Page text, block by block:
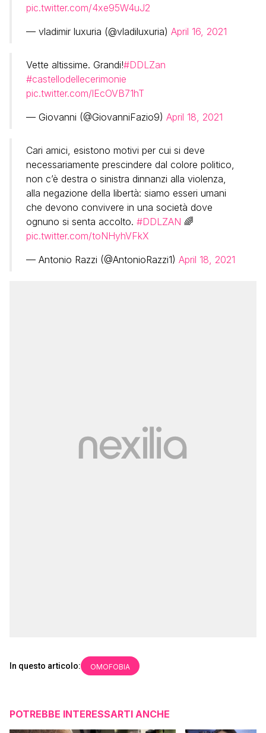
pic.twitter.com/4xe95W4uJ2
— vladimir luxuria (@vladiluxuria) April 16, 2021
Vette altissime. Grandi!#DDLZan
#castellodellecerimonie
pic.twitter.com/lEcOVB71hT
— Giovanni (@GiovanniFazio9) April 18, 2021
Cari amici, esistono motivi per cui si deve
necessariamente prescindere dal colore politico,
non c’è destra o sinistra dinnanzi alla violenza,
alla negazione della libertà: siamo esseri umani
che devono convivere in una società dove
ognuno si senta accolto. #DDLZAN 🌈
pic.twitter.com/toNHyhVFkX
— Antonio Razzi (@AntonioRazzi1) April 18, 2021
In questo articolo: OMOFOBIA
POTREBBE INTERESSARTI ANCHE